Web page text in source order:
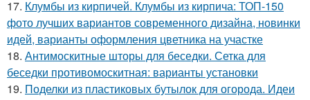
17. Клумбы из кирпичей. Клумбы из кирпича: ТОП-150
фото лучших вариантов современного дизайна, новинки
идей, варианты оформления цветника на участке
18. Антимоскитные шторы для беседки. Сетка для
беседки противомоскитная: варианты установки
19. Поделки из пластиковых бутылок для огорода. Идеи